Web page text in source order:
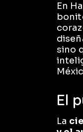
En
sino
El
La